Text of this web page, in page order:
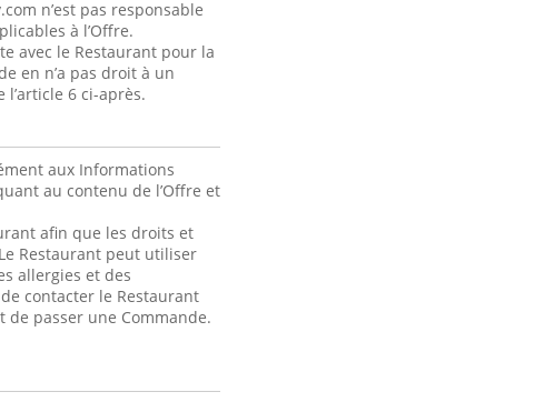
n’est pas responsable
à l’Offre.
avec le Restaurant pour la
en n’a pas droit à un
6 ci-après.
aux Informations
au contenu de l’Offre et
afin que les droits et
Restaurant peut utiliser
allergies et des
contacter le Restaurant
passer une Commande.